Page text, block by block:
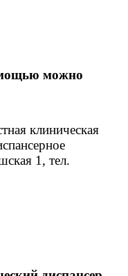
можно
клиническая
1, тел.